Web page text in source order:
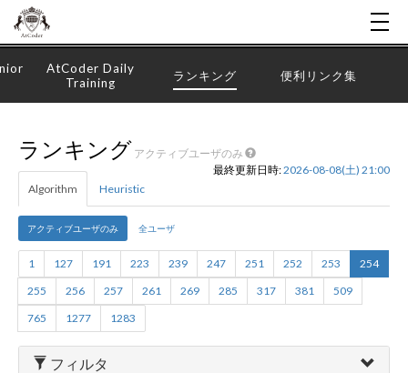
AtCoder Daily
Training
ランキング 便利リンク集
ランキング アクティブユーザのみ
最終更新日時:2026-08-08(土) 21:00
Algorithm
Heuristic
アクティブユーザのみ 全ユーザ
1 127 191 223 239 247 251 252 253
254
255
256 257 261 269 285 317 381
509
765
1277 1283
フィルタ